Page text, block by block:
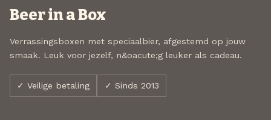
Beer in a Box
Verrassingsboxen met speciaalbier, afgestemd op jouw
smaak. Leuk voor jezelf, n&oacute;g leuker als cadeau.
✓ Veilige betaling ✓ Sinds 2013